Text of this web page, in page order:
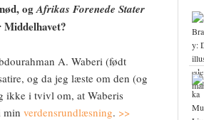
ogAfrikas Forenede Stater
A. Waberi (født
og da jeg læste om den (og
ikke i tvivl om, at Waberis
min verdensrundlæsning. >>